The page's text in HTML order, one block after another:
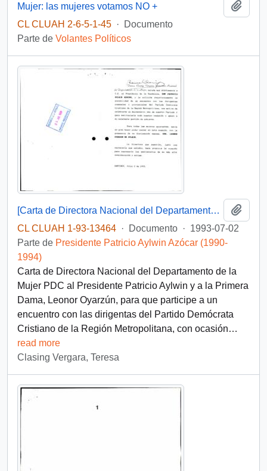
Mujer: las mujeres votamos NO +
CL CLUAH 2-6-5-1-45 ·
Documento
Parte de Volantes Políticos
[Carta de Directora Nacional del Departamento de la Mujer PDC]
CL CLUAH 1-93-13464 · Documento · 1993-07-02
Parte de Presidente Patricio Aylwin Azócar (1990-
1994)
Carta de Directora Nacional del Departamento de la
Mujer PDC al Presidente Patricio Aylwin y a la Primera
Dama, Leonor Oyarzún, para que participe a un
encuentro con las dirigentas del Partido Demócrata
Cristiano de la Región Metropolitana, con ocasión…
read more
Clasing Vergara, Teresa